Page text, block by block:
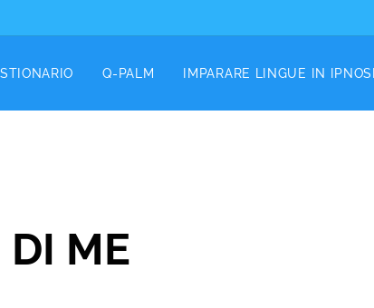
Q-PALM IMPARARE LINGUE IN IPNOSI
DI ME